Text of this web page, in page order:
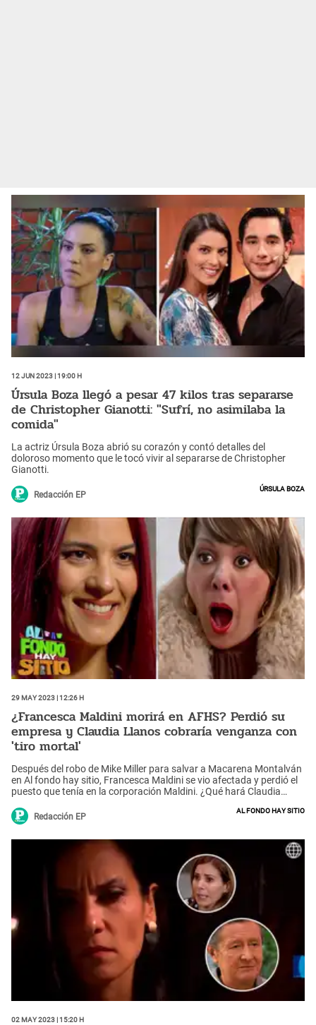
12 Jun 2023 | 19:00 h
Úrsula Boza llegó a pesar 47 kilos tras separarse
de Christopher Gianotti: "Sufrí, no asimilaba la
comida"
La actriz Úrsula Boza abrió su corazón y contó detalles del
doloroso momento que le tocó vivir al separarse de Christopher
Gianotti.
Redacción EP
Úrsula Boza
29 May 2023 | 12:26 h
¿Francesca Maldini morirá en AFHS? Perdió su
empresa y Claudia Llanos cobraría venganza con
'tiro mortal'
Después del robo de Mike Miller para salvar a Macarena Montalván
en Al fondo hay sitio, Francesca Maldini se vio afectada y perdió el
puesto que tenía en la corporación Maldini. ¿Qué hará Claudia
Redacción EP
Al fondo hay sitio
02 May 2023 | 15:20 h